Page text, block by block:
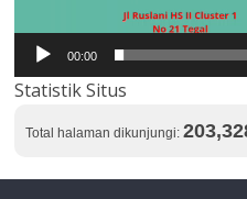
00:00
Statistik Situs
Total halaman dikunjungi: